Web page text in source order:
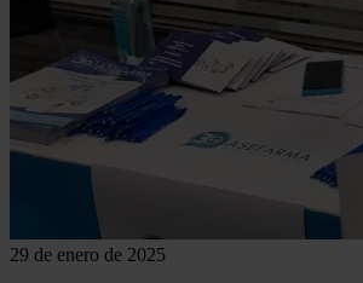
29 de enero de 2025